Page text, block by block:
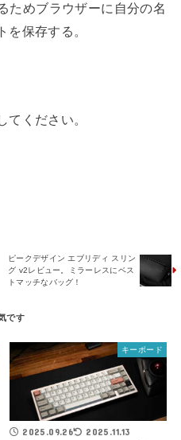
ためブラウザーに自分の名
を保存する。
てください。
ピークデザイン エブリディ スリン
グ v2レビュー。ミラーレスにベス
トマッチなバッグ！
キーボード
2025.09.26 2025.11.13